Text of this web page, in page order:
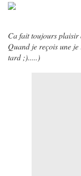
Ca fait toujours plaisir
Quand je reçois une
tard ;).....)